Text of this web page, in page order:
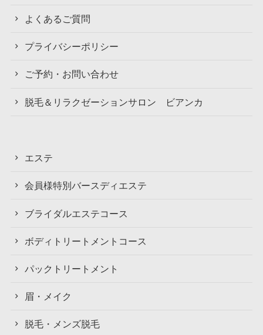
よくあるご質問
プライバシーポリシー
ご予約・お問い合わせ
脱毛＆リラクゼーションサロン ビアンカ
エステ
会員様特別バースディエステ
ブライダルエステコース
ボディトリートメントコース
パックトリートメント
眉・メイク
脱毛・メンズ脱毛